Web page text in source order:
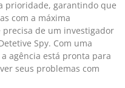
prioridade, garantindo que
com a máxima
precisa de um investigador
Spy. Com uma
agência está pronta para
seus problemas com